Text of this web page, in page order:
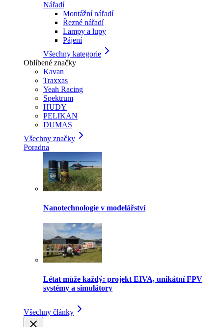
Nářadí
Montážní nářadí
Řezné nářadí
Lampy a lupy
Pájení
Všechny kategorie
Oblíbené značky
Kavan
Traxxas
Yeah Racing
Spektrum
HUDY
PELIKAN
DUMAS
Všechny značky
Poradna
Nanotechnologie v modelářství
Létat může každý: projekt EIVA, unikátní FPV
systémy a simulátory
Všechny články